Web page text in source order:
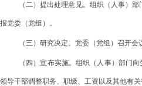
（二）提出处理意见。组织（人事）
报党委（党组）。
（三）研究决定。党委（党组）召开
（四）宣布实施。组织（人事）部门
领导干部调整职务、职级、工资以及其他有